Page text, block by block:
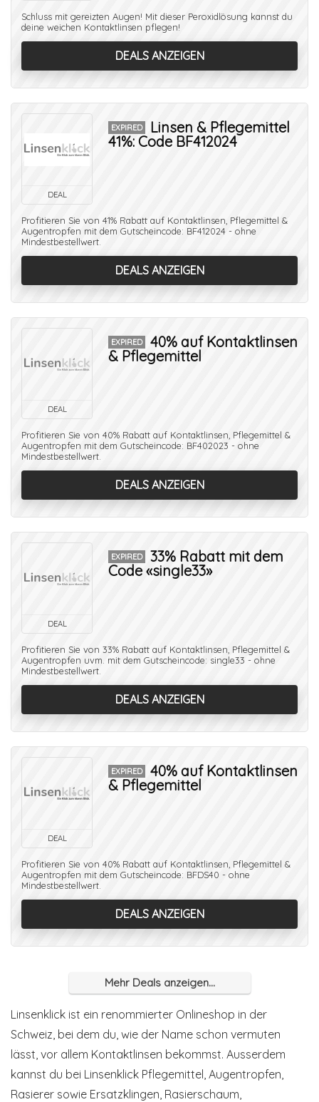
Schluss mit gereizten Augen! Mit dieser Peroxidlösung kannst du
deine weichen Kontaktlinsen pflegen!
DEALS ANZEIGEN
DEAL
EXPIRED
Linsen & Pflegemittel
41%: Code BF412024
Profitieren Sie von 41% Rabatt auf Kontaktlinsen, Pflegemittel &
Augentropfen mit dem Gutscheincode: BF412024 - ohne
Mindestbestellwert.
DEALS ANZEIGEN
DEAL
EXPIRED
40% auf Kontaktlinsen
& Pflegemittel
Profitieren Sie von 40% Rabatt auf Kontaktlinsen, Pflegemittel &
Augentropfen mit dem Gutscheincode: BF402023 - ohne
Mindestbestellwert.
DEALS ANZEIGEN
DEAL
EXPIRED
33% Rabatt mit dem
Code «single33»
Profitieren Sie von 33% Rabatt auf Kontaktlinsen, Pflegemittel &
Augentropfen uvm. mit dem Gutscheincode: single33 - ohne
Mindestbestellwert.
DEALS ANZEIGEN
DEAL
EXPIRED
40% auf Kontaktlinsen
& Pflegemittel
Profitieren Sie von 40% Rabatt auf Kontaktlinsen, Pflegemittel &
Augentropfen mit dem Gutscheincode: BFDS40 - ohne
Mindestbestellwert.
DEALS ANZEIGEN
Mehr Deals anzeigen...
Linsenklick ist ein renommierter Onlineshop in der
Schweiz, bei dem du, wie der Name schon vermuten
lässt, vor allem Kontaktlinsen bekommst. Ausserdem
kannst du bei Linsenklick Pflegemittel, Augentropfen,
Rasierer sowie Ersatzklingen, Rasierschaum,